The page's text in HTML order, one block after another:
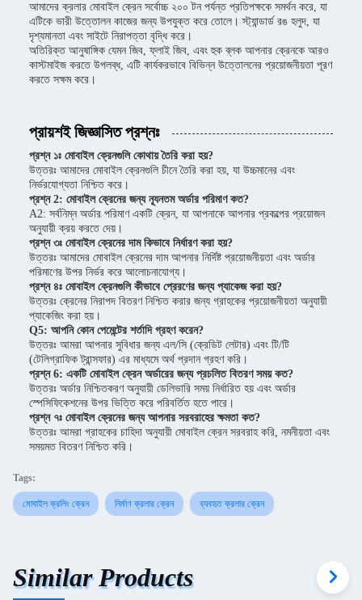
আমাদের ক্রলার মোবাইল ক্রেন সর্বোচ্চ ২০০ টন পর্যন্ত প্রতিপক্ষকে সমর্থন করে, যা
এটিকে ভারী উত্তোলন কাজের জন্য উপযুক্ত করে তোলে। স্ট্যান্ডার্ড রঙ হলুদ, যা
দৃশ্যমানতা এবং সাইটে নিরাপত্তা বৃদ্ধি করে।
অতিরিক্ত আনুষাঙ্গিক যেমন জিব, ফ্লাই জিব, এবং হুক ব্লক আপনার ক্রেনকে আরও
কাস্টমাইজ করতে উপলব্ধ, এটি কার্যকরভাবে বিভিন্ন উত্তোলনের প্রয়োজনীয়তা পূরণ
করতে সক্ষম করে।
প্রায়শই জিজ্ঞাসিত প্রশ্নঃ
প্রশ্ন ১ঃ মোবাইল ক্রেনগুলি কোথায় তৈরি করা হয়?
উত্তরঃ আমাদের মোবাইল ক্রেনগুলি চীনে তৈরি করা হয়, যা উচ্চমানের এবং
নির্ভরযোগ্যতা নিশ্চিত করে।
প্রশ্ন 2: মোবাইল ক্রেনের জন্য ন্যূনতম অর্ডার পরিমাণ কত?
A2: সর্বনিম্ন অর্ডার পরিমাণ একটি ক্রেন, যা আপনাকে আপনার প্রকল্পের প্রয়োজন
অনুযায়ী ক্রয় করতে দেয়।
প্রশ্ন ৩ঃ মোবাইল ক্রেনের দাম কিভাবে নির্ধারণ করা হয়?
উত্তরঃ আমাদের মোবাইল ক্রেনের দাম আপনার নির্দিষ্ট প্রয়োজনীয়তা এবং অর্ডার
পরিমাণের উপর নির্ভর করে আলোচনাযোগ্য।
প্রশ্ন ৪ঃ মোবাইল ক্রেনগুলি কীভাবে প্রেরণের জন্য প্যাকেজ করা হয়?
উত্তরঃ ক্রেনের নিরাপদ বিতরণ নিশ্চিত করার জন্য গ্রাহকের প্রয়োজনীয়তা অনুযায়ী
প্যাকেজিং করা হয়।
Q5: আপনি কোন পেমেন্টের শর্তাদি গ্রহণ করেন?
উত্তরঃ আমরা আপনার সুবিধার জন্য এল/সি (ক্রেডিট লেটার) এবং টি/টি
(টেলিগ্রাফিক ট্রান্সফার) এর মাধ্যমে অর্থ প্রদান গ্রহণ করি।
প্রশ্ন 6: একটি মোবাইল ক্রেন অর্ডারের জন্য প্রচলিত বিতরণ সময় কত?
উত্তরঃ অর্ডার নিশ্চিতকরণ অনুযায়ী ডেলিভারি সময় নির্ধারিত হয় এবং অর্ডার
স্পেসিফিকেশনের উপর ভিত্তি করে পরিবর্তিত হতে পারে।
প্রশ্ন ৭ঃ মোবাইল ক্রেনের জন্য আপনার সরবরাহের ক্ষমতা কত?
উত্তরঃ আমরা গ্রাহকের চাহিদা অনুযায়ী মোবাইল ক্রেন সরবরাহ করি, নমনীয়তা এবং
সময়মত বিতরণ নিশ্চিত করি।
Tags:
মোবাইল ক্রলিং ক্রেন নির্মাণ ক্রলার ক্রেন ব্যবহৃত ক্রলার ক্রেন
Similar Products